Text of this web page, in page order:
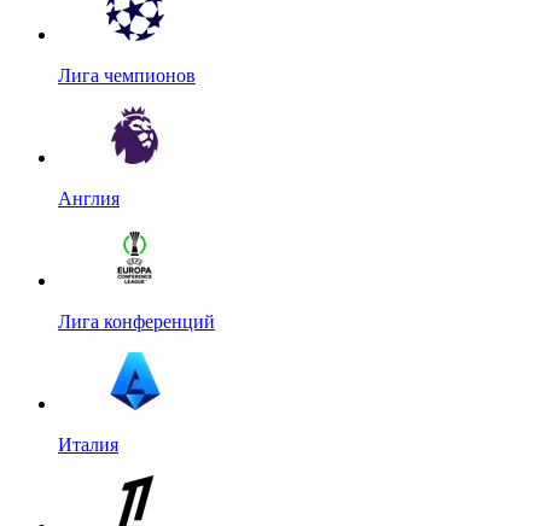
Лига чемпионов
Англия
Лига конференций
Италия